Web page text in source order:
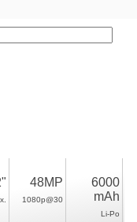
48MP
1080p@30
6000
mAh
Li-Po